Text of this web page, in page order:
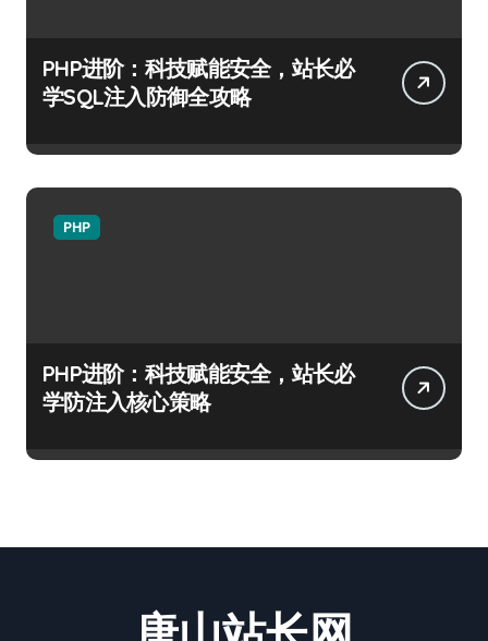
PHP进阶：科技赋能安全，站长必
学SQL注入防御全攻略
PHP
PHP进阶：科技赋能安全，站长必
学防注入核心策略